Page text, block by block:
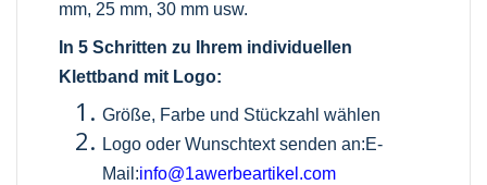
mm, 25 mm, 30 mm usw.
In 5 Schritten zu Ihrem individuellen
Klettband mit Logo:
Größe, Farbe und Stückzahl wählen
Logo oder Wunschtext senden an:E-
Mail:info@1awerbeartikel.com